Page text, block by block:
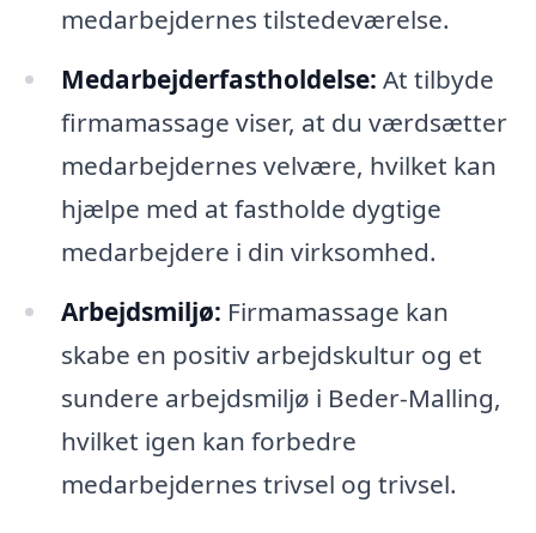
medarbejdernes tilstedeværelse.
Medarbejderfastholdelse: At tilbyde
firmamassage viser, at du værdsætter
medarbejdernes velvære, hvilket kan
hjælpe med at fastholde dygtige
medarbejdere i din virksomhed.
Arbejdsmiljø: Firmamassage kan
skabe en positiv arbejdskultur og et
sundere arbejdsmiljø i Beder-Malling,
hvilket igen kan forbedre
medarbejdernes trivsel og trivsel.